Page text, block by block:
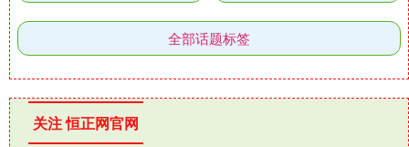
全部话题标签
关注 恒正网官网